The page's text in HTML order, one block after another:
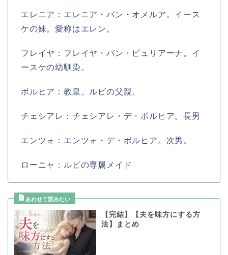
エレニア：エレニア・バン・オメルア。イース
ケの妹。愛称はエレン。
フレイヤ：フレイヤ・バン・ピュリアーナ。イ
ースケの幼馴染。
ボルヒア：教皇。ルビの父親。
チェシアレ：チェシアレ・デ・ボルヒア。長男
エンツォ：エンツォ・デ・ボルヒア。次男。
ローニャ：ルビの専属メイド
【完結】【夫を味方にする方
法】まとめ